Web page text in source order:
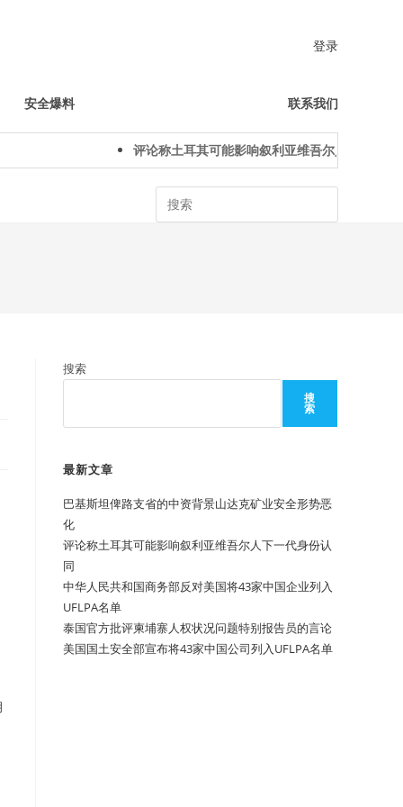
登录
安全爆料 联系我们
评论称土耳其可能影响叙利亚维吾尔人下一代身份
Search
搜索
搜
索
最新文章
巴基斯坦俾路支省的中资背景山达克矿业安全形势恶
化
评论称土耳其可能影响叙利亚维吾尔人下一代身份认
同
中华人民共和国商务部反对美国将43家中国企业列入
UFLPA名单
泰国官方批评柬埔寨人权状况问题特别报告员的言论
美国国土安全部宣布将43家中国公司列入UFLPA名单